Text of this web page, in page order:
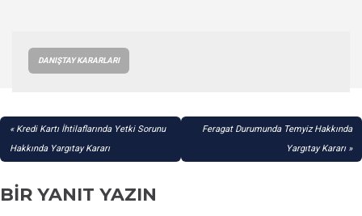
DANIŞTAY KARARLARI
YAZI
GEZINMESI
Kredi Kartı İhtilaflarında Yetki Sorunu
Hakkında Yargıtay Kararı
Feragat Durumunda Temyiz Hakkında
Yargıtay Kararı
BIR YANIT YAZIN